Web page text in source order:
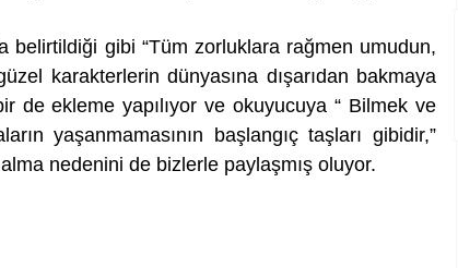
belirtildiği gibi “Tüm zorluklara rağmen umudun,
karakterlerin dünyasına dışarıdan bakmaya
de ekleme yapılıyor ve okuyucuya “ Bilmek ve
yaşanmamasının başlangıç taşları gibidir,”
nedenini de bizlerle paylaşmış oluyor.